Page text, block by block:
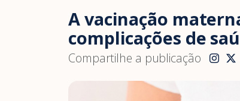
A vacinação
complicações de
Compartilhe a publicação